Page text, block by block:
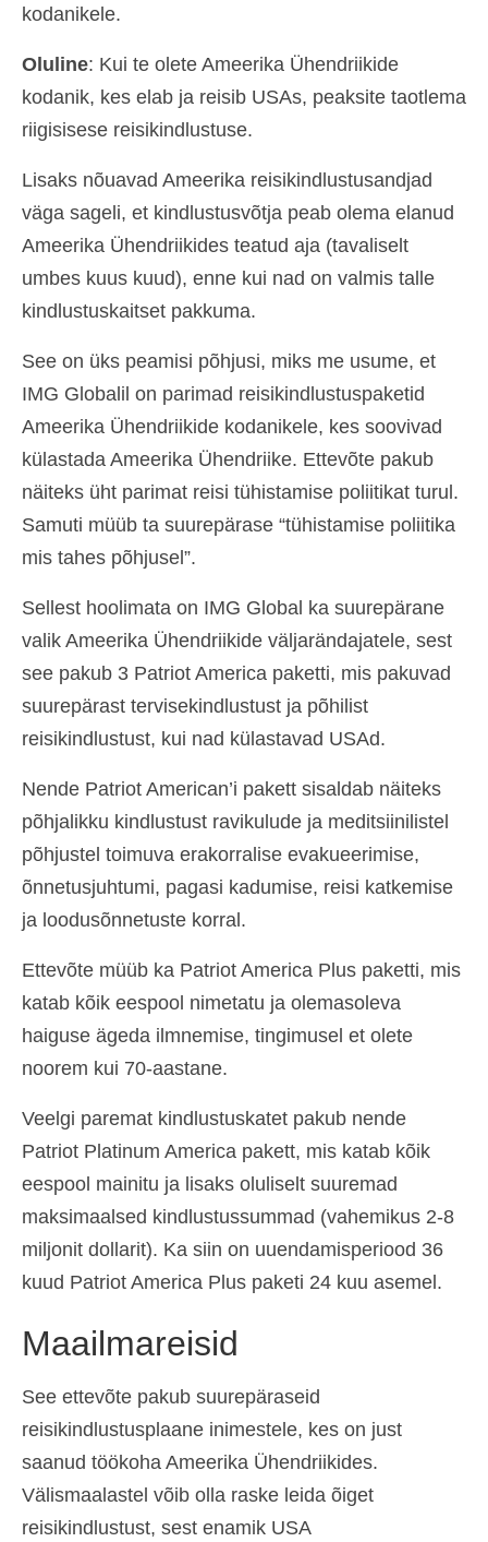
kodanikele.
Oluline: Kui te olete Ameerika Ühendriikide
kodanik, kes elab ja reisib USAs, peaksite taotlema
riigisisese reisikindlustuse.
Lisaks nõuavad Ameerika reisikindlustusandjad
väga sageli, et kindlustusvõtja peab olema elanud
Ameerika Ühendriikides teatud aja (tavaliselt
umbes kuus kuud), enne kui nad on valmis talle
kindlustuskaitset pakkuma.
See on üks peamisi põhjusi, miks me usume, et
IMG Globalil on parimad reisikindlustuspaketid
Ameerika Ühendriikide kodanikele, kes soovivad
külastada Ameerika Ühendriike. Ettevõte pakub
näiteks üht parimat reisi tühistamise poliitikat turul.
Samuti müüb ta suurepärase “tühistamise poliitika
mis tahes põhjusel”.
Sellest hoolimata on IMG Global ka suurepärane
valik Ameerika Ühendriikide väljarändajatele, sest
see pakub 3 Patriot America paketti, mis pakuvad
suurepärast tervisekindlustust ja põhilist
reisikindlustust, kui nad külastavad USAd.
Nende Patriot American’i pakett sisaldab näiteks
põhjalikku kindlustust ravikulude ja meditsiinilistel
põhjustel toimuva erakorralise evakueerimise,
õnnetusjuhtumi, pagasi kadumise, reisi katkemise
ja loodusõnnetuste korral.
Ettevõte müüb ka Patriot America Plus paketti, mis
katab kõik eespool nimetatu ja olemasoleva
haiguse ägeda ilmnemise, tingimusel et olete
noorem kui 70-aastane.
Veelgi paremat kindlustuskatet pakub nende
Patriot Platinum America pakett, mis katab kõik
eespool mainitu ja lisaks oluliselt suuremad
maksimaalsed kindlustussummad (vahemikus 2-8
miljonit dollarit). Ka siin on uuendamisperiood 36
kuud Patriot America Plus paketi 24 kuu asemel.
Maailmareisid
See ettevõte pakub suurepäraseid
reisikindlustusplaane inimestele, kes on just
saanud töökoha Ameerika Ühendriikides.
Välismaalastel võib olla raske leida õiget
reisikindlustust, sest enamik USA